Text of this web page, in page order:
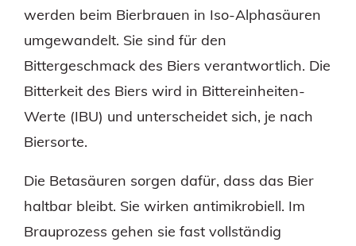
werden beim Bierbrauen in Iso-Alphasäuren
umgewandelt. Sie sind für den
Bittergeschmack des Biers verantwortlich. Die
Bitterkeit des Biers wird in Bittereinheiten-
Werte (IBU) und unterscheidet sich, je nach
Biersorte.
Die Betasäuren sorgen dafür, dass das Bier
haltbar bleibt. Sie wirken antimikrobiell. Im
Brauprozess gehen sie fast vollständig